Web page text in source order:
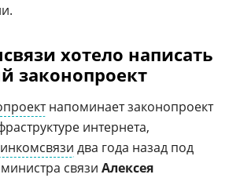
хотело написать
законопроект
напоминает законопроект
интернета,
два года назад под
связи Алексея